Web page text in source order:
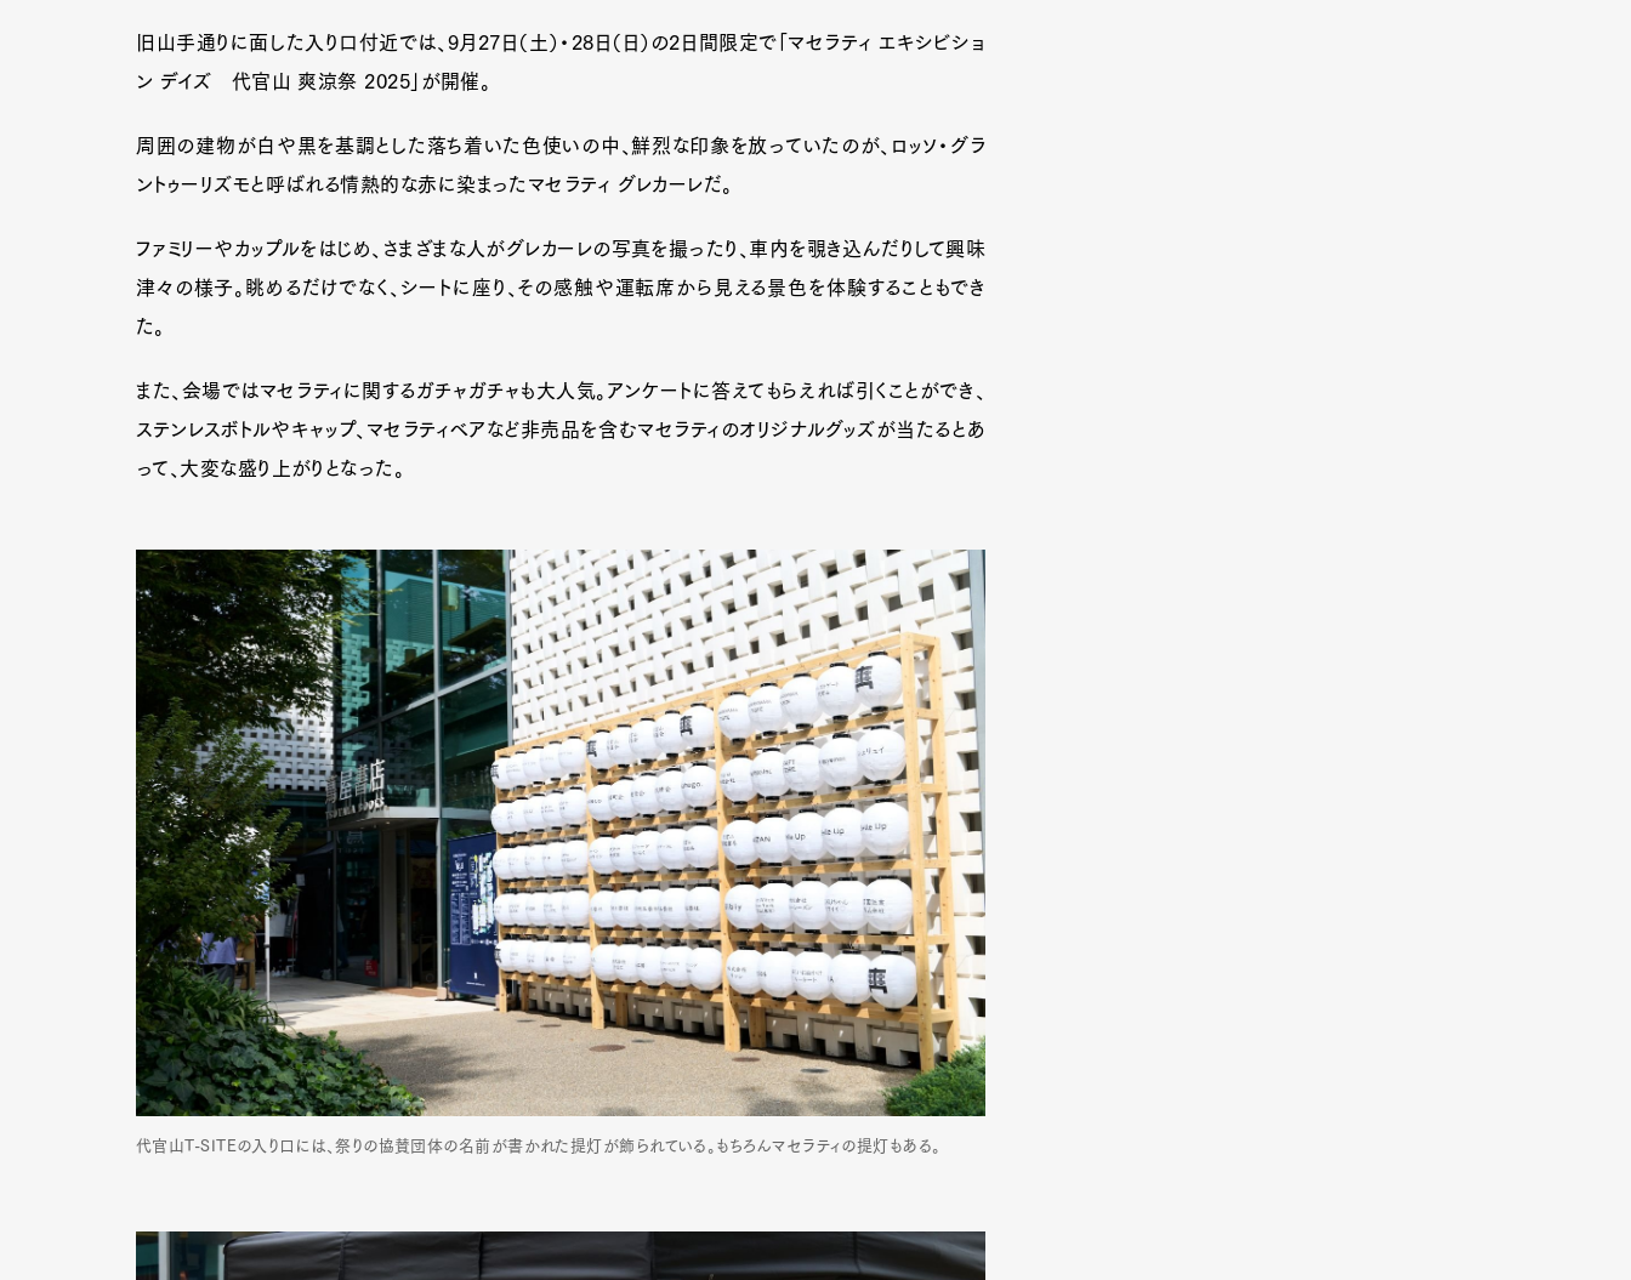
旧山手通りに面した入り口付近では、9月27日（土）・28日（日）の2日間限定で「マセラティ エキシビショ
ン デイズ 代官山 爽涼祭 2025」が開催。
周囲の建物が白や黒を基調とした落ち着いた色使いの中、鮮烈な印象を放っていたのが、ロッソ・グラ
ントゥーリズモと呼ばれる情熱的な赤に染まったマセラティ グレカーレだ。
ファミリーやカップルをはじめ、さまざまな人がグレカーレの写真を撮ったり、車内を覗き込んだりして興味
津々の様子。眺めるだけでなく、シートに座り、その感触や運転席から見える景色を体験することもでき
た。
また、会場ではマセラティに関するガチャガチャも大人気。アンケートに答えてもらえれば引くことができ、
ステンレスボトルやキャップ、マセラティベアなど非売品を含むマセラティのオリジナルグッズが当たるとあ
って、大変な盛り上がりとなった。
代官山T-SITEの入り口には、祭りの協賛団体の名前が書かれた提灯が飾られている。もちろんマセラティの提灯もある。